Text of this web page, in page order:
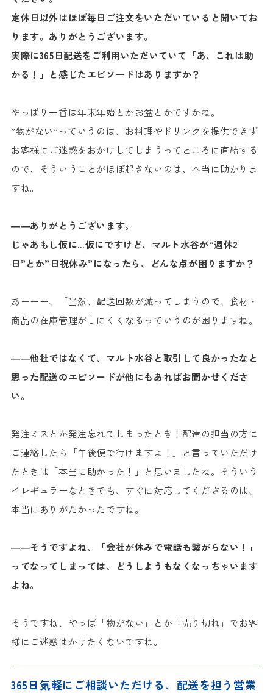
定休日以外はほぼ毎日ご注文をいただいていると聞いてお
ります。ありがとうございます。
実際に365日配送をご利用いただいていて「あ、これは助
かる！」と感じたエピソードはありますか？
やっぱり一番は年末年始とかお盆とかですかね。
”物がない”っていうのは、お料理やドリンクを提供できず
お客様にご迷惑をおかけしてしまうってところに直結する
ので、そういうことがほぼ起きないのは、本当に助かりま
すね。
――ありがとうございます。
じゃあもし仮に…仮にですけど、マルト水谷が”週休2
日”とか”日祝休み”になったら、どんな点が困りますか？
あーーー、「当然、配送回数が減ってしまうので、食材・
商品の在庫管理がしにくくなるっていうのが困りますね。
――他社ではなくて、マルト水谷と取引して良かったなと
思った配送のエピソードが他にもあればお聞かせくださ
い。
発注ミスとか発注忘れてしまったとき！配達の担当の方に
ご連絡したら「午後便で行けますよ！」と言っていただけ
たときは「本当に助かった！」と思いましたね。そういう
イレギュラーなときでも、すぐに対応してくださるのは、
本当にありがたかったですね。
――そうですよね、「会社が休みで電話も繋がらない！」
ってなってしまっては、どうしようもなくなっちゃいます
よね。
そうですね、やっぱ「物がない」とか「売り切れ」でお客
様にご迷惑はかけたくないですね。
365日気軽にご相談いただける、配送を担う営業